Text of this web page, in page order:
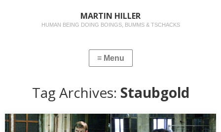
MARTIN HILLER
HUMAN BEING DOING BOINGS, BUMMS & TSCHACKS
Tag Archives: Staubgold